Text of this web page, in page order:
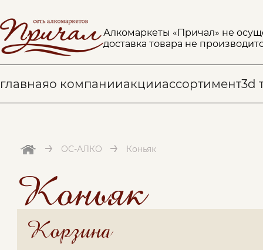
Алкомаркеты «Причал» не
доставка товара не
главнаяо компанииакцииассортимент3d
→ ОС-АЛКО → Коньяк
Коньяк
Корзина